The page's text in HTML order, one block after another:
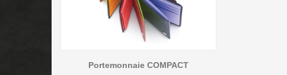
Portemonnaie COMPACT